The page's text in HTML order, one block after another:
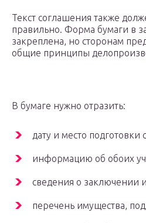
Текст соглашения также
правильно. Форма бумаги в
закреплена, но сторонам
общие принципы
В бумаге нужно отразить:
дату и место подготовки
информацию об обоих
сведения о заключении
перечень имущества,